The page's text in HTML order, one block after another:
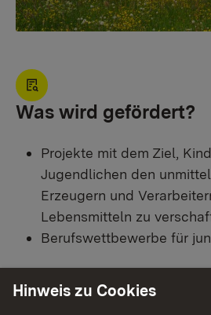
Was wird gefördert?
Projekte mit dem Ziel,
Jugendlichen den
Erzeugern und
Lebensmitteln zu
Berufswettbewerbe für
zum Projekt "Lernort
Hinweis zu Cookies